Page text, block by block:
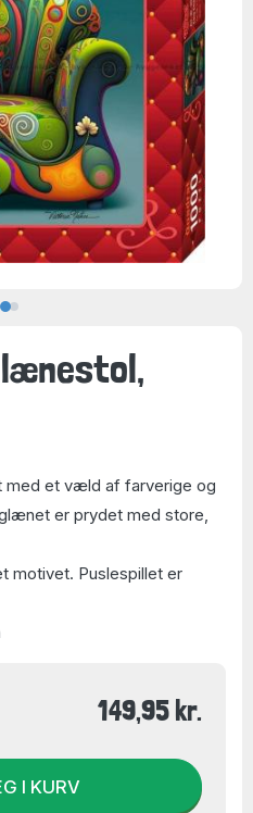
et væld af farverige og
er prydet med store,
motivet. Puslespillet er
149,95 kr.
I KURV